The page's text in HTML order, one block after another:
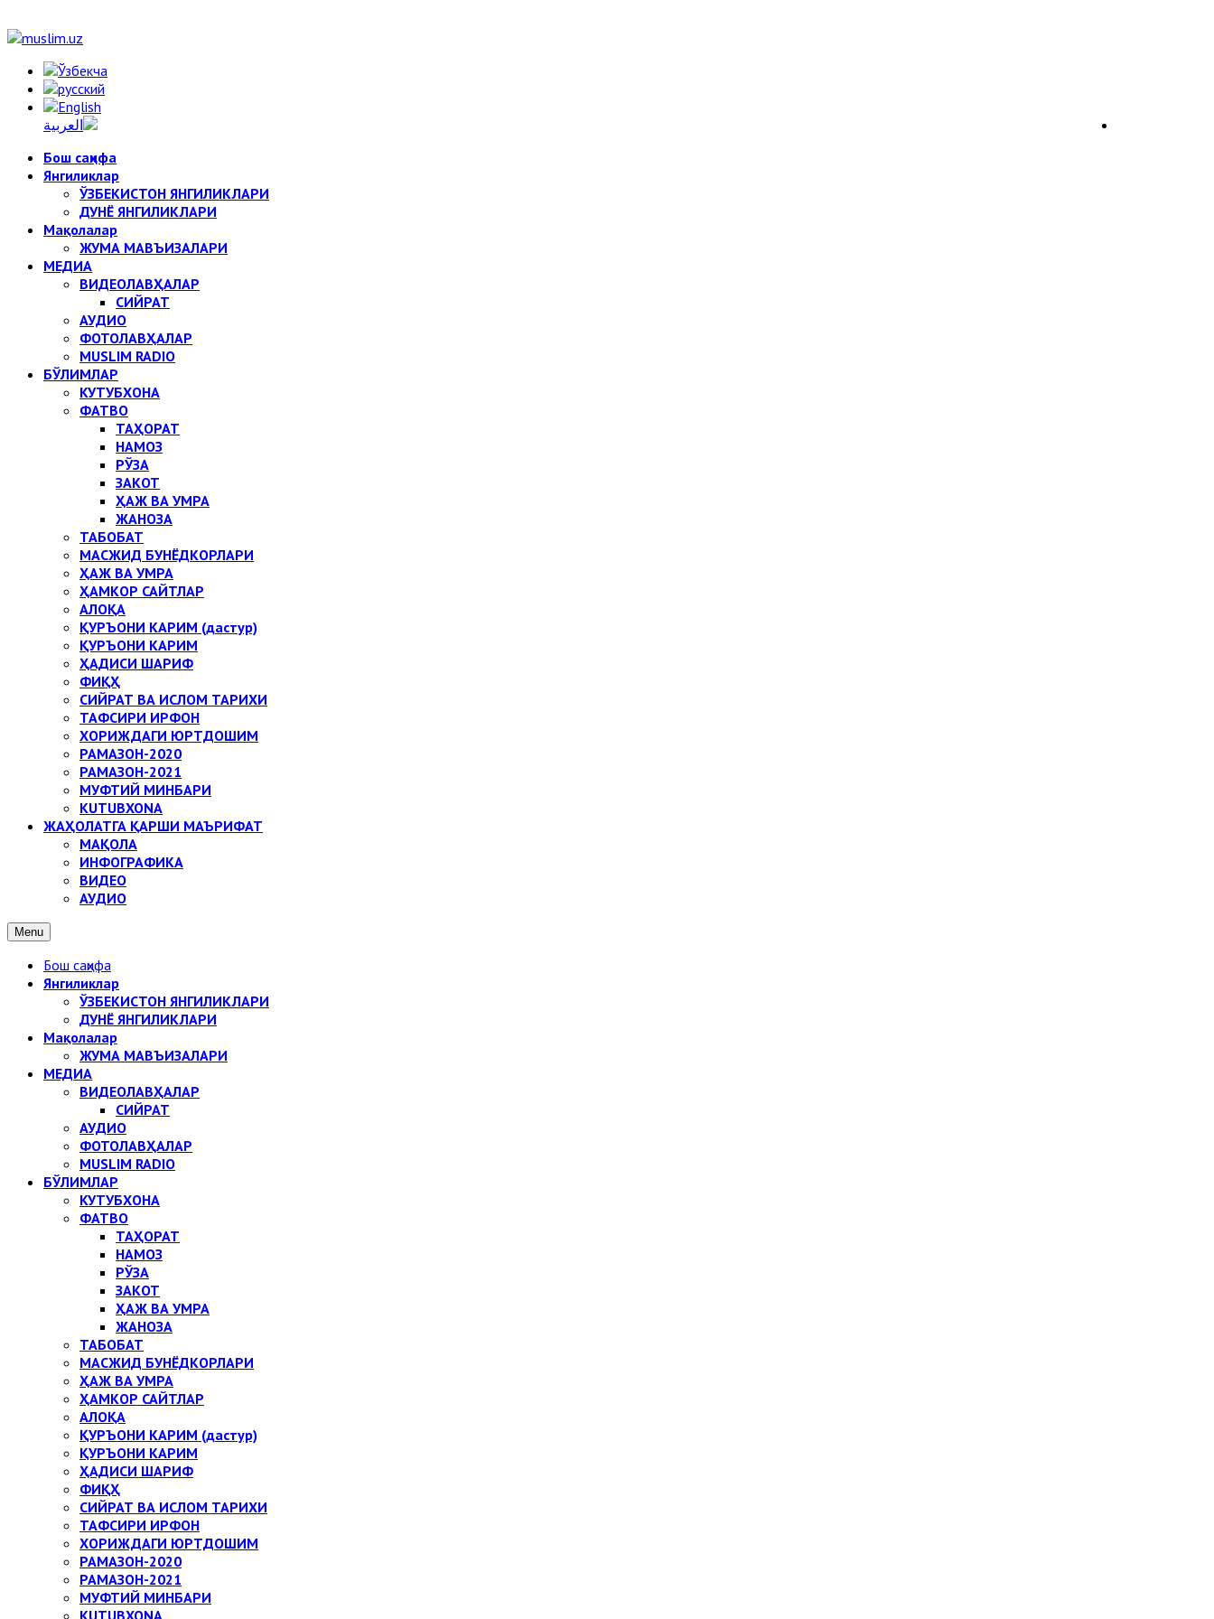
Бош саҳифа
Янгиликлар
ЎЗБЕКИСТОН ЯНГИЛИКЛАРИ
ДУНЁ ЯНГИЛИКЛАРИ
Мақолалар
ЖУМА МАВЪИЗАЛАРИ
МЕДИА
ВИДЕОЛАВҲАЛАР
СИЙРАТ
АУДИО
ФОТОЛАВҲАЛАР
MUSLIM RADIO
БЎЛИМЛАР
КУТУБХОНА
ФАТВО
ТАҲОРАТ
НАМОЗ
РЎЗА
ЗАКОТ
ҲАЖ ВА УМРА
ЖАНОЗА
ТАБОБАТ
МАСЖИД БУНЁДКОРЛАРИ
ҲАЖ ВА УМРА
ҲАМКОР САЙТЛАР
АЛОҚА
ҚУРЪОНИ КАРИМ (дастур)
ҚУРЪОНИ КАРИМ
ҲАДИСИ ШАРИФ
ФИҚҲ
СИЙРАТ ВА ИСЛОМ ТАРИХИ
ТАФСИРИ ИРФОН
ХОРИЖДАГИ ЮРТДОШИМ
РАМАЗОН-2020
РАМАЗОН-2021
МУФТИЙ МИНБАРИ
KUTUBXONA
ЖАҲОЛАТГА ҚАРШИ МАЪРИФАТ
МАҚОЛА
ИНФОГРАФИКА
ВИДЕО
АУДИО
Menu
Бош саҳифа
Янгиликлар
ЎЗБЕКИСТОН ЯНГИЛИКЛАРИ
ДУНЁ ЯНГИЛИКЛАРИ
Мақолалар
ЖУМА МАВЪИЗАЛАРИ
МЕДИА
ВИДЕОЛАВҲАЛАР
СИЙРАТ
АУДИО
ФОТОЛАВҲАЛАР
MUSLIM RADIO
БЎЛИМЛАР
КУТУБХОНА
ФАТВО
ТАҲОРАТ
НАМОЗ
РЎЗА
ЗАКОТ
ҲАЖ ВА УМРА
ЖАНОЗА
ТАБОБАТ
МАСЖИД БУНЁДКОРЛАРИ
ҲАЖ ВА УМРА
ҲАМКОР САЙТЛАР
АЛОҚА
ҚУРЪОНИ КАРИМ (дастур)
ҚУРЪОНИ КАРИМ
ҲАДИСИ ШАРИФ
ФИҚҲ
СИЙРАТ ВА ИСЛОМ ТАРИХИ
ТАФСИРИ ИРФОН
ХОРИЖДАГИ ЮРТДОШИМ
РАМАЗОН-2020
РАМАЗОН-2021
МУФТИЙ МИНБАРИ
KUTUBXONA